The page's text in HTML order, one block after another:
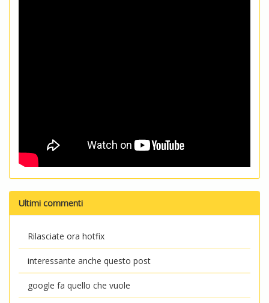
Ultimi commenti
Rilasciate ora hotfix
interessante anche questo post
google fa quello che vuole